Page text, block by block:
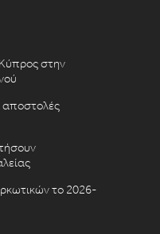
στην
αποστολές
το 2026-